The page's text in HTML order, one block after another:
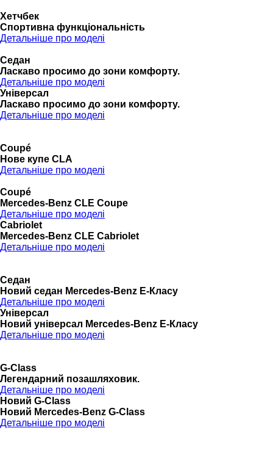
Хетчбек
Спортивна функціональність
Детальніше про моделі
Седан
Ласкаво просимо до зони комфорту.
Детальніше про моделі
Універсал
Ласкаво просимо до зони комфорту.
Детальніше про моделі
Coupé
Нове купе CLA
Детальніше про моделі
Coupé
Mercedes-Benz CLE Coupe
Детальніше про моделі
Cabriolet
Mercedes-Benz CLE Cabriolet
Детальніше про моделі
Седан
Новий седан Mercedes-Benz Е-Класу
Детальніше про моделі
Універсал
Новий універсал Mercedes-Benz E-Класу
Детальніше про моделі
G-Class
Легендарний позашляховик.
Детальніше про моделі
Новий G-Class
Новий Mercedes-Benz G-Class
Детальніше про моделі